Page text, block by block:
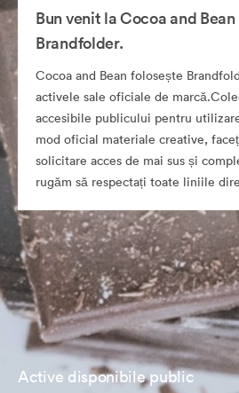
Bun venit la Cocoa and
Brandfolder.
Cocoa and Bean folosește
activele sale oficiale de
accesibile publicului pentru
mod oficial materiale creative,
solicitare acces de mai sus și
rugăm să respectați toate liniile
Active disponibile public